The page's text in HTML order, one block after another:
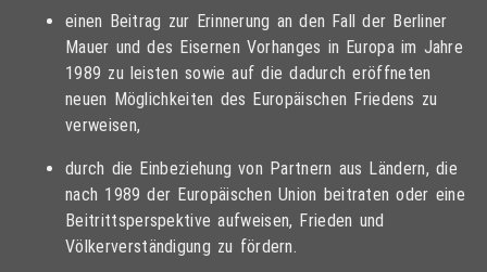
einen Beitrag zur Erinnerung an den Fall der Berliner
Mauer und des Eisernen Vorhanges in Europa im Jahre
1989 zu leisten sowie auf die dadurch eröffneten
neuen Möglichkeiten des Europäischen Friedens zu
verweisen,
durch die Einbeziehung von Partnern aus Ländern, die
nach 1989 der Europäischen Union beitraten oder eine
Beitrittsperspektive aufweisen, Frieden und
Völkerverständigung zu fördern.